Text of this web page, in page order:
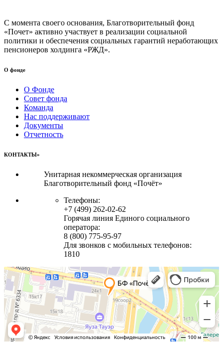
С момента своего основания, Благотворительный фонд
«Почет» активно участвует в реализации социальной
политики и обеспечения социальных гарантий неработающих
пенсионеров холдинга «РЖД».
О фонде
О Фонде
Совет фонда
Команда
Нас поддерживают
Документы
Отчетность
КОНТАКТЫ»
Унитарная некоммерческая организация
Благотворительный фонд «Почёт»
Телефоны:
+7 (499) 262-02-62
Горячая линия Единого социального
оператора:
8 (800) 775-95-97
Для звонков с мобильных телефонов:
1810